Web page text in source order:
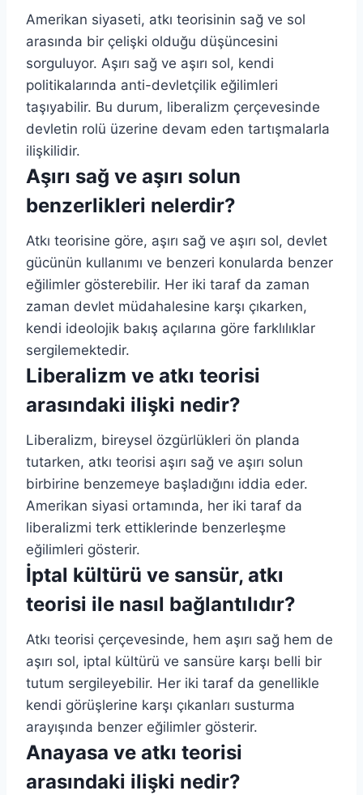
Amerikan siyaseti, atkı teorisinin sağ ve sol
arasında bir çelişki olduğu düşüncesini
sorguluyor. Aşırı sağ ve aşırı sol, kendi
politikalarında anti-devletçilik eğilimleri
taşıyabilir. Bu durum, liberalizm çerçevesinde
devletin rolü üzerine devam eden tartışmalarla
ilişkilidir.
Aşırı sağ ve aşırı solun
benzerlikleri nelerdir?
Atkı teorisine göre, aşırı sağ ve aşırı sol, devlet
gücünün kullanımı ve benzeri konularda benzer
eğilimler gösterebilir. Her iki taraf da zaman
zaman devlet müdahalesine karşı çıkarken,
kendi ideolojik bakış açılarına göre farklılıklar
sergilemektedir.
Liberalizm ve atkı teorisi
arasındaki ilişki nedir?
Liberalizm, bireysel özgürlükleri ön planda
tutarken, atkı teorisi aşırı sağ ve aşırı solun
birbirine benzemeye başladığını iddia eder.
Amerikan siyasi ortamında, her iki taraf da
liberalizmi terk ettiklerinde benzerleşme
eğilimleri gösterir.
İptal kültürü ve sansür, atkı
teorisi ile nasıl bağlantılıdır?
Atkı teorisi çerçevesinde, hem aşırı sağ hem de
aşırı sol, iptal kültürü ve sansüre karşı belli bir
tutum sergileyebilir. Her iki taraf da genellikle
kendi görüşlerine karşı çıkanları susturma
arayışında benzer eğilimler gösterir.
Anayasa ve atkı teorisi
arasındaki ilişki nedir?